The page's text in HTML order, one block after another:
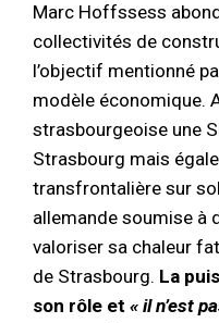
Marc Hoffssess
collectivités de
l’objectif mentionné
modèle économique.
strasbourgeoise une
Strasbourg mais
transfrontalière sur
allemande soumise à
valoriser sa chaleur
de Strasbourg. La
son rôle et « il n’est